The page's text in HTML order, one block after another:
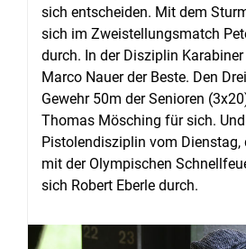
sich entscheiden. Mit dem
sich im Zweistellungsmatch
durch. In der Disziplin
Marco Nauer der Beste. Den
Gewehr 50m der Senioren
Thomas Mösching für sich.
Pistolendisziplin vom
mit der Olympischen
sich Robert Eberle durch.